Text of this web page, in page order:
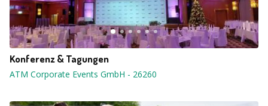
Konferenz & Tagungen
ATM Corporate Events GmbH - 26260